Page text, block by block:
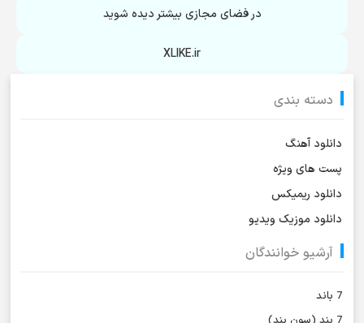
در فضای مجازی بیشتر دیده شوید
XLIKE.ir
دسته بندی
دانلود آهنگ
پست های ویژه
دانلود ریمیکس
دانلود موزیک ویدیو
آرشیو خوانندگان
7 باند